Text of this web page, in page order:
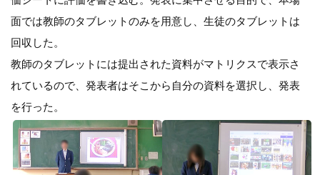
面では教師のタブレットのみを用意し、生徒のタブレットは
回収した。
教師のタブレットには提出された資料がマトリクスで表示さ
れているので、発表者はそこから自分の資料を選択し、発表
を行った。